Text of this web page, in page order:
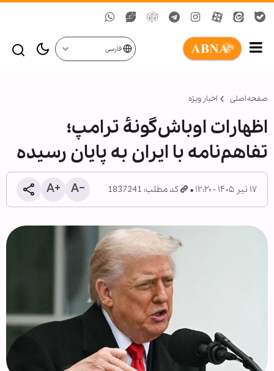
فارسی
صفحه اصلی اخبار ویژه
اظهارات اوباش‌گونۀ ترامپ؛
تفاهم‌نامه با ایران به پایان رسیده
۱۷ تیر ۱۴۰۵ - ۱۲:۲۰ کد مطلب: 1837241